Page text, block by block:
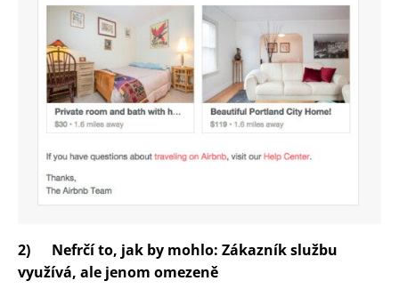
2) Nefrčí to, jak by mohlo: Zákazník službu
využívá, ale jenom omezeně